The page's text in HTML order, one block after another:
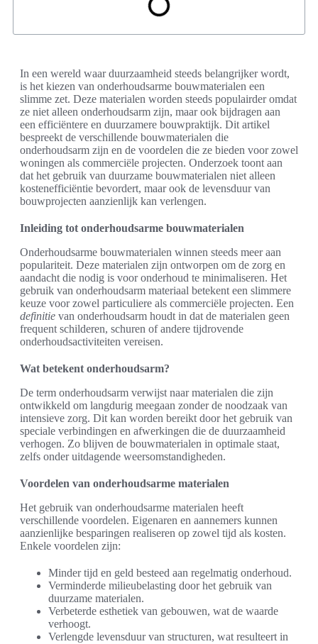
In een wereld waar duurzaamheid steeds belangrijker wordt,
is het kiezen van onderhoudsarme bouwmaterialen een
slimme zet. Deze materialen worden steeds populairder omdat
ze niet alleen onderhoudsarm zijn, maar ook bijdragen aan
een efficiëntere en duurzamere bouwpraktijk. Dit artikel
bespreekt de verschillende bouwmaterialen die
onderhoudsarm zijn en de voordelen die ze bieden voor zowel
woningen als commerciële projecten. Onderzoek toont aan
dat het gebruik van duurzame bouwmaterialen niet alleen
kostenefficiëntie bevordert, maar ook de levensduur van
bouwprojecten aanzienlijk kan verlengen.
Inleiding tot onderhoudsarme bouwmaterialen
Onderhoudsarme bouwmaterialen winnen steeds meer aan
populariteit. Deze materialen zijn ontworpen om de zorg en
aandacht die nodig is voor onderhoud te minimaliseren. Het
gebruik van onderhoudsarm materiaal betekent een slimmere
keuze voor zowel particuliere als commerciële projecten. Een
definitie van onderhoudsarm houdt in dat de materialen geen
frequent schilderen, schuren of andere tijdrovende
onderhoudsactiviteiten vereisen.
Wat betekent onderhoudsarm?
De term onderhoudsarm verwijst naar materialen die zijn
ontwikkeld om langdurig meegaan zonder de noodzaak van
intensieve zorg. Dit kan worden bereikt door het gebruik van
speciale verbindingen en afwerkingen die de duurzaamheid
verhogen. Zo blijven de bouwmaterialen in optimale staat,
zelfs onder uitdagende weersomstandigheden.
Voordelen van onderhoudsarme materialen
Het gebruik van onderhoudsarme materialen heeft
verschillende voordelen. Eigenaren en aannemers kunnen
aanzienlijke besparingen realiseren op zowel tijd als kosten.
Enkele voordelen zijn:
Minder tijd en geld besteed aan regelmatig onderhoud.
Verminderde milieubelasting door het gebruik van
duurzame materialen.
Verbeterde esthetiek van gebouwen, wat de waarde
verhoogt.
Verlengde levensduur van structuren, wat resulteert in